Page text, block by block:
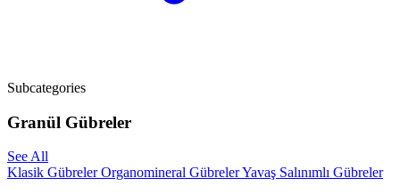
Subcategories
Granül Gübreler
See All
Klasik GübrelerOrganomineral GübrelerYavaş Salınımlı Gübreler